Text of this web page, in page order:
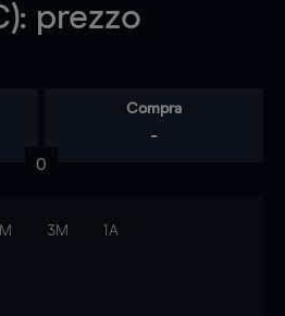
prezzo
Compra
-
0
3M 1A